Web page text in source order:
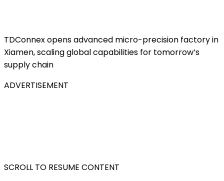
TDConnex opens advanced micro-precision factory in
Xiamen, scaling global capabilities for tomorrow’s
supply chain
ADVERTISEMENT
SCROLL TO RESUME CONTENT